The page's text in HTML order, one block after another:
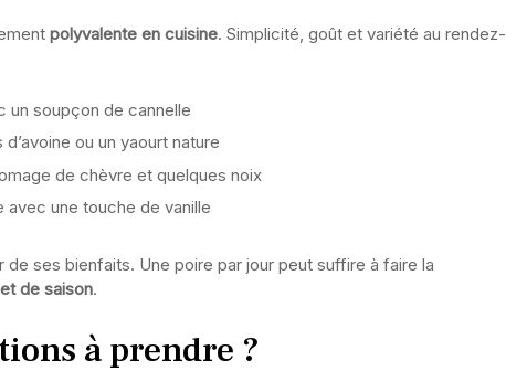
polyvalente en cuisine. Simplicité, goût et variété au rendez-
un soupçon de cannelle
ou un yaourt nature
de chèvre et quelques noix
avec une touche de vanille
ses bienfaits. Une poire par jour peut suffire à faire la
de saison.
à prendre ?